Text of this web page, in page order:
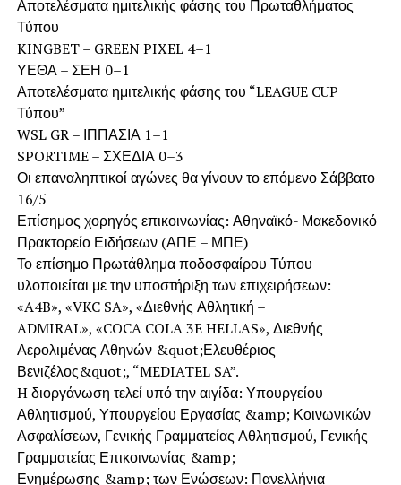
Αποτελέσματα ημιτελικής φάσης του Πρωταθλήματος
Τύπου
KINGBET – GREEN PIXEL 4–1
ΥΕΘΑ – ΣΕΗ 0–1
Αποτελέσματα ημιτελικής φάσης του “LEAGUE CUP
Τύπου”
WSL GR – ΙΠΠΑΣΙΑ 1–1
SPORTIME – ΣΧΕΔΙΑ 0–3
Οι επαναληπτικοί αγώνες θα γίνουν το επόμενο Σάββατο
16/5
Επίσημος χορηγός επικοινωνίας: Αθηναϊκό- Μακεδονικό
Πρακτορείο Ειδήσεων (ΑΠΕ – ΜΠΕ)
Το επίσημο Πρωτάθλημα ποδοσφαίρου Τύπου
υλοποιείται με την υποστήριξη των επιχειρήσεων:
«A4B», «VKC SA», «Διεθνής Αθλητική –
ADMIRAL», «COCA COLA 3E HELLAS», Διεθνής
Αερολιμένας Αθηνών &quot;Ελευθέριος
Βενιζέλος&quot;, “MEDIATEL SA”.
H διοργάνωση τελεί υπό την αιγίδα: Υπουργείου
Αθλητισμού, Υπουργείου Εργασίας &amp; Κοινωνικών
Ασφαλίσεων, Γενικής Γραμματείας Αθλητισμού, Γενικής
Γραμματείας Επικοινωνίας &amp;
Ενημέρωσης &amp; των Ενώσεων: Πανελλήνια